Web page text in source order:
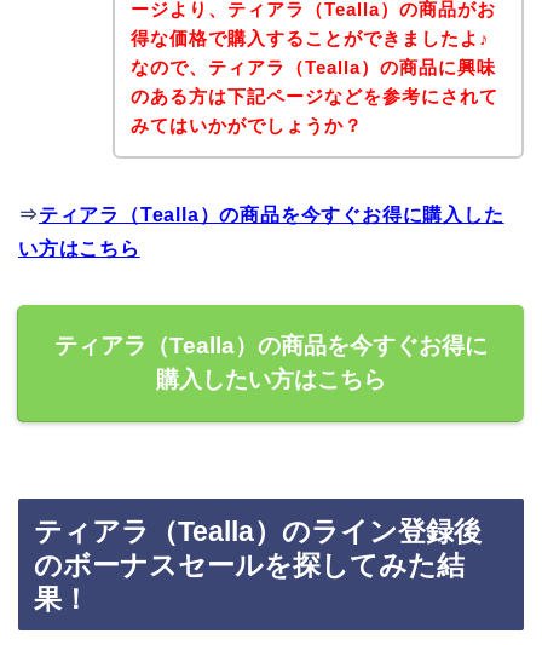
ージより、ティアラ（Tealla）の商品がお
得な価格で購入することができましたよ♪
なので、ティアラ（Tealla）の商品に興味
のある方は下記ページなどを参考にされて
みてはいかがでしょうか？
⇒ティアラ（Tealla）の商品を今すぐお得に購入した
い方はこちら
ティアラ（Tealla）の商品を今すぐお得に
購入したい方はこちら
ティアラ（Tealla）のライン登録後
のボーナスセールを探してみた結
果！